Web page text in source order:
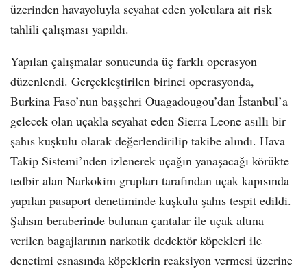
üzerinden havayoluyla seyahat eden yolculara ait risk
tahlili çalışması yapıldı.
Yapılan çalışmalar sonucunda üç farklı operasyon
düzenlendi. Gerçekleştirilen birinci operasyonda,
Burkina Faso’nun başşehri Ouagadougou’dan İstanbul’a
gelecek olan uçakla seyahat eden Sierra Leone asıllı bir
şahıs kuşkulu olarak değerlendirilip takibe alındı. Hava
Takip Sistemi’nden izlenerek uçağın yanaşacağı körükte
tedbir alan Narkokim grupları tarafından uçak kapısında
yapılan pasaport denetiminde kuşkulu şahıs tespit edildi.
Şahsın beraberinde bulunan çantalar ile uçak altına
verilen bagajlarının narkotik dedektör köpekleri ile
denetimi esnasında köpeklerin reaksiyon vermesi üzerine